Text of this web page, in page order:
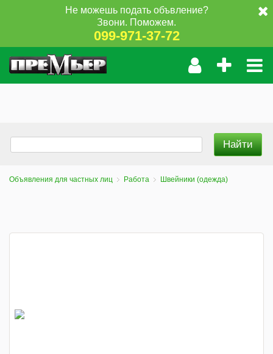
Не можешь подать объвление?
Звони. Поможем.
099-971-37-72
Объявления для частных лиц Работа Швейники (одежда)